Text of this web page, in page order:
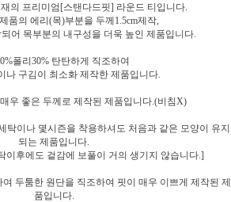
의 프리미엄[스탠다드핏] 라운드 티입니다.
품의 에리(목)부분을 두께1.5cm제작,
어 목부분의 내구성을 더욱 높인 제품입니다.
폴리30% 탄탄하게 직조하여
나 구김이 최소화 제작한 제품입니다.
우 좋은 두께로 제작된 제품입니다.(비침X)
탁이나 몇시즌을 착용하셔도 처음과 같은 모양이 유지
되는 제품입니다.
이후에도 겉감에 보풀이 거의 생기지 않습니다.]
두툼한 원단을 직조하여 핏이 매우 이쁘게 제작된 제
품입니다.